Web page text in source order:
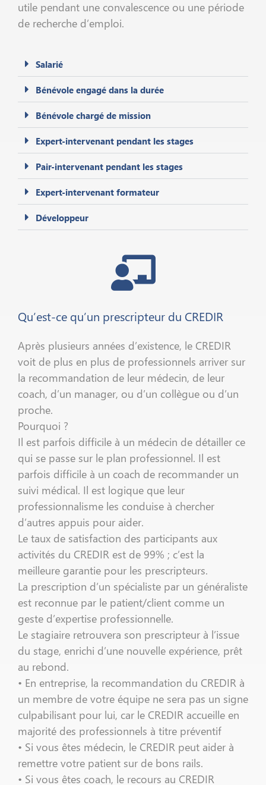
utile pendant une convalescence ou une période
de recherche d’emploi.
Salarié
Bénévole engagé dans la durée
Bénévole chargé de mission
Expert-intervenant pendant les stages
Pair-intervenant pendant les stages
Expert-intervenant formateur
Développeur
Qu’est-ce qu’un prescripteur du CREDIR
Après plusieurs années d’existence, le CREDIR
voit de plus en plus de professionnels arriver sur
la recommandation de leur médecin, de leur
coach, d’un manager, ou d’un collègue ou d’un
proche.
Pourquoi ?
Il est parfois difficile à un médecin de détailler ce
qui se passe sur le plan professionnel. Il est
parfois difficile à un coach de recommander un
suivi médical. Il est logique que leur
professionnalisme les conduise à chercher
d’autres appuis pour aider.
Le taux de satisfaction des participants aux
activités du CREDIR est de 99% ; c’est la
meilleure garantie pour les prescripteurs.
La prescription d’un spécialiste par un généraliste
est reconnue par le patient/client comme un
geste d’expertise professionnelle.
Le stagiaire retrouvera son prescripteur à l’issue
du stage, enrichi d’une nouvelle expérience, prêt
au rebond.
• En entreprise, la recommandation du CREDIR à
un membre de votre équipe ne sera pas un signe
culpabilisant pour lui, car le CREDIR accueille en
majorité des professionnels à titre préventif
• Si vous êtes médecin, le CREDIR peut aider à
remettre votre patient sur de bons rails.
• Si vous êtes coach, le recours au CREDIR